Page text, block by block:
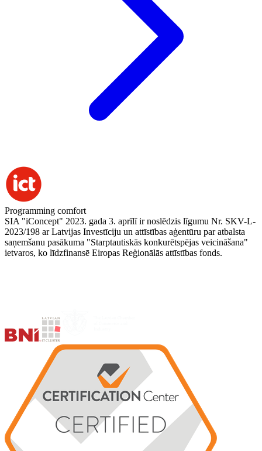
Programming comfort
SIA "iConcept" 2023. gada 3. aprīlī ir noslēdzis līgumu Nr. SKV-L-
2023/198 ar Latvijas Investīciju un attīstības aģentūru par atbalsta
saņemšanu pasākuma "Starptautiskās konkurētspējas veicināšana"
ietvaros, ko līdzfinansē Eiropas Reģionālās attīstības fonds.